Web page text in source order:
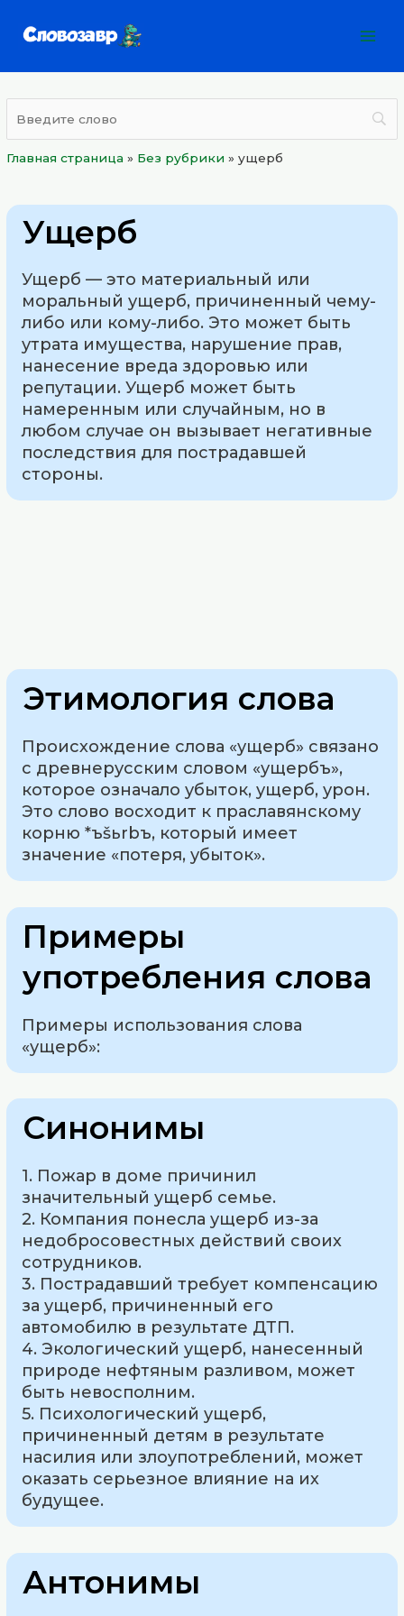
Главная страница » Без рубрики »ущерб
Ущерб
Ущерб — это материальный или
моральный ущерб, причиненный чему-
либо или кому-либо. Это может быть
утрата имущества, нарушение прав,
нанесение вреда здоровью или
репутации. Ущерб может быть
намеренным или случайным, но в
любом случае он вызывает негативные
последствия для пострадавшей
стороны.
Этимология слова
Происхождение слова «ущерб» связано
с древнерусским словом «ущербъ»,
которое означало убыток, ущерб, урон.
Это слово восходит к праславянскому
корню *ъšьrbъ, который имеет
значение «потеря, убыток».
Примеры
употребления слова
Примеры использования слова
«ущерб»:
Синонимы
1. Пожар в доме причинил
значительный ущерб семье.
2. Компания понесла ущерб из-за
недобросовестных действий своих
сотрудников.
3. Пострадавший требует компенсацию
за ущерб, причиненный его
автомобилю в результате ДТП.
4. Экологический ущерб, нанесенный
природе нефтяным разливом, может
быть невосполним.
5. Психологический ущерб,
причиненный детям в результате
насилия или злоупотреблений, может
оказать серьезное влияние на их
будущее.
Антонимы